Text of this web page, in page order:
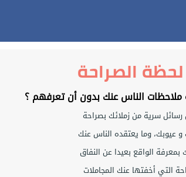
الصراحة
الناس عنك بدون أن تعرفهم ؟
سرية من زملائك بصراحة
و عيوبك، وما يعتقده الناس عنك
الواقع بعيدا عن النفاق
التي أخفتها عنك المجاملات